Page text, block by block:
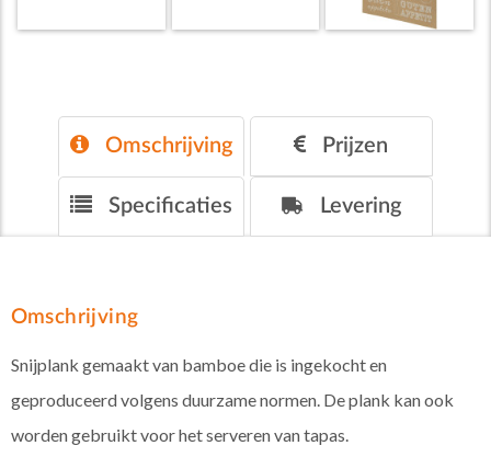
Omschrijving Prijzen
Specificaties Levering
Omschrijving
Snijplank gemaakt van bamboe die is ingekocht en
geproduceerd volgens duurzame normen. De plank kan ook
worden gebruikt voor het serveren van tapas.